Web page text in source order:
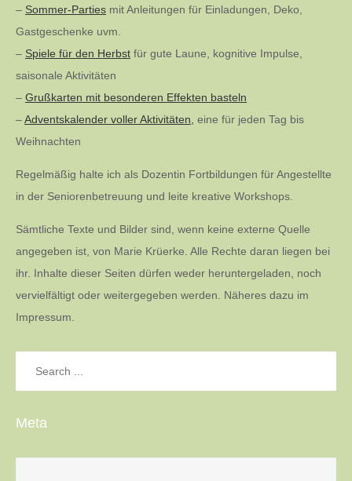
– Sommer-Parties mit Anleitungen für Einladungen, Deko,
Gastgeschenke uvm.
– Spiele für den Herbst für gute Laune, kognitive Impulse,
saisonale Aktivitäten
– Grußkarten mit besonderen Effekten basteln
–Adventskalender voller Aktivitäten, eine für jeden Tag bis
Weihnachten
Regelmäßig halte ich als Dozentin Fortbildungen für Angestellte
in der Seniorenbetreuung und leite kreative Workshops.
Sämtliche Texte und Bilder sind, wenn keine externe Quelle
angegeben ist, von Marie Krüerke. Alle Rechte daran liegen bei
ihr. Inhalte dieser Seiten dürfen weder heruntergeladen, noch
vervielfältigt oder weitergegeben werden. Näheres dazu im
Impressum.
Meta